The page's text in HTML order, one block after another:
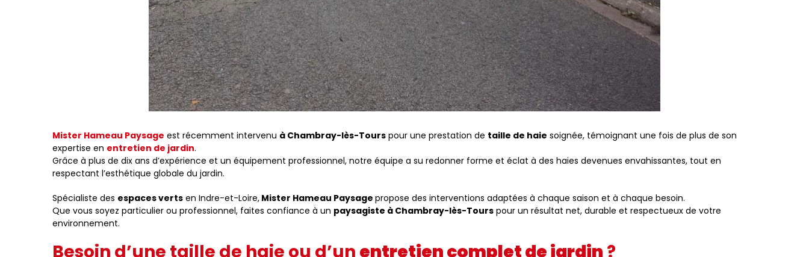
Mister Hameau Paysage est récemment intervenu à Chambray-lès-Tours pour une prestation de taille de haie soignée, témoignant une fois de plus de son
expertise en entretien de jardin.
Grâce à plus de dix ans d’expérience et un équipement professionnel, notre équipe a su redonner forme et éclat à des haies devenues envahissantes, tout en
respectant l’esthétique globale du jardin.
Spécialiste des espaces verts en Indre-et-Loire, Mister Hameau Paysage propose des interventions adaptées à chaque saison et à chaque besoin.
Que vous soyez particulier ou professionnel, faites confiance à un paysagiste à Chambray-lès-Tours pour un résultat net, durable et respectueux de votre
environnement.
Besoin d’une taille de haie ou d’un entretien complet de jardin ?